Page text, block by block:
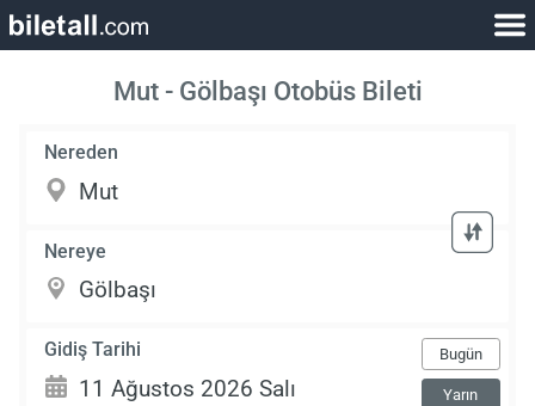
Mut - Gölbaşı Otobüs Bileti
Nereden
Nereye
Gidiş Tarihi Bugün
Yarın